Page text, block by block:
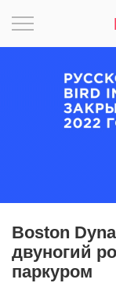
Boston
двуногий
паркуром